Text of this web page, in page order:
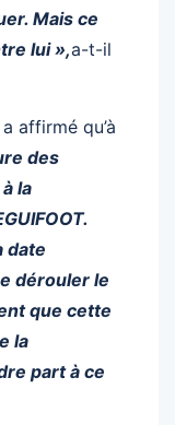
Mais ce
lui »,a-t-il
affirmé qu’à
des
la
date
dérouler le
que cette
la
part à ce